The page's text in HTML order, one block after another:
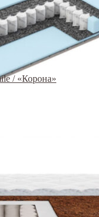
/ «Корона»